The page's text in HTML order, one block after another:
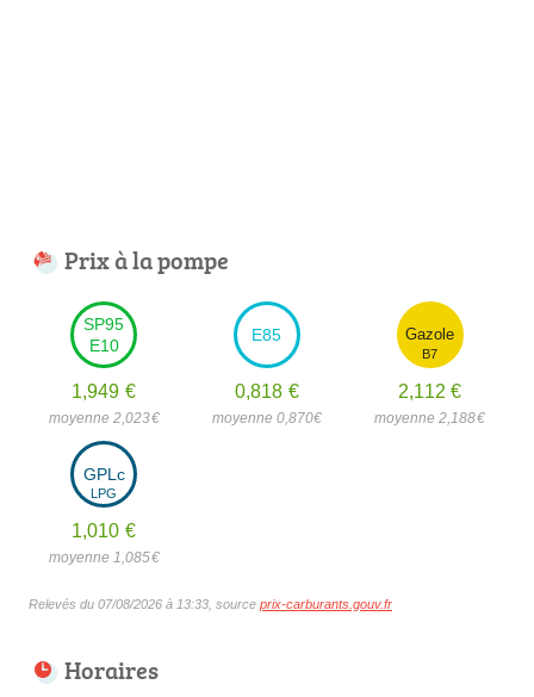
Prix à la pompe
SP95
E10
1,949 €
moyenne 2,023€
E85
0,818 €
moyenne 0,870€
Gazole
B7
2,112 €
moyenne 2,188€
GPLc
LPG
1,010 €
moyenne 1,085€
Relevés du 07/08/2026 à 13:33, source prix-carburants.gouv.fr
Horaires